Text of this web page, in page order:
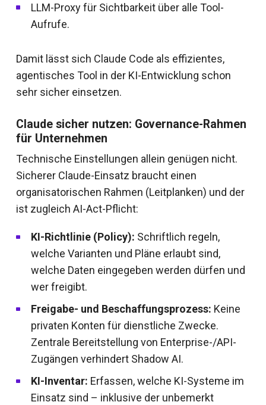
LLM-Proxy für Sichtbarkeit über alle Tool-
Aufrufe.
Damit lässt sich Claude Code als effizientes,
agentisches Tool in der KI-Entwicklung schon
sehr sicher einsetzen.
Claude sicher nutzen: Governance-Rahmen
für Unternehmen
Technische Einstellungen allein genügen nicht.
Sicherer Claude-Einsatz braucht einen
organisatorischen Rahmen (Leitplanken) und der
ist zugleich AI-Act-Pflicht:
KI-Richtlinie (Policy): Schriftlich regeln,
welche Varianten und Pläne erlaubt sind,
welche Daten eingegeben werden dürfen und
wer freigibt.
Freigabe- und Beschaffungsprozess: Keine
privaten Konten für dienstliche Zwecke.
Zentrale Bereitstellung von Enterprise-/API-
Zugängen verhindert Shadow AI.
KI-Inventar: Erfassen, welche KI-Systeme im
Einsatz sind – inklusive der unbemerkt